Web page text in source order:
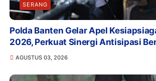
SERANG
Polda Banten Gelar Apel
2026, Perkuat Sinergi Antisipasi
AGUSTUS 03, 2026